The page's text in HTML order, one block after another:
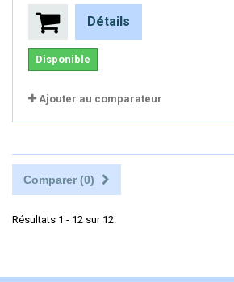
Détails
Disponible
Ajouter au comparateur
Comparer (0)
Résultats 1 - 12 sur 12.